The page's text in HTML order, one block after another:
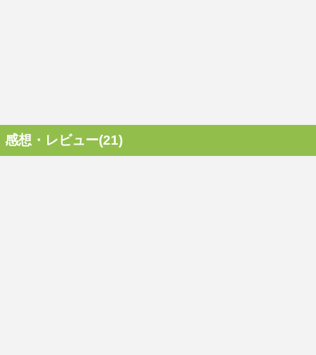
感想・レビュー(21)